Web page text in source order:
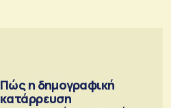
Πώς η δημογραφική
κατάρρευση